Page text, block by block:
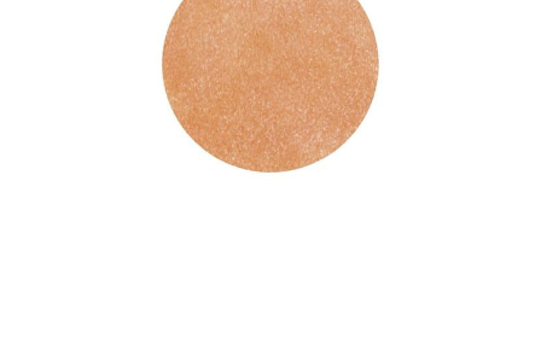
Tutoriales
Contacto